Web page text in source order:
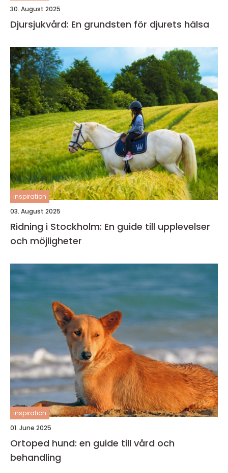
30. August 2025
Djursjukvård: En grundsten för djurets hälsa
inspiration
03. August 2025
Ridning i Stockholm: En guide till upplevelser
och möjligheter
inspiration
01. June 2025
Ortoped hund: en guide till vård och
behandling